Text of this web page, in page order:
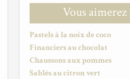
Vous aimerez
Pastels à la noix de coco
Financiers au chocolat
Chaussons aux pommes
Sablés au citron vert